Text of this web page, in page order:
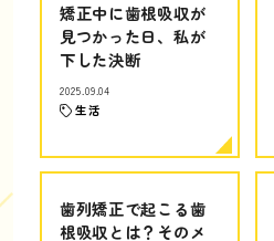
矯正中に歯根吸収が
見つかった日、私が
下した決断
2025.09.04
生活
歯列矯正で起こる歯
根吸収とは？そのメ